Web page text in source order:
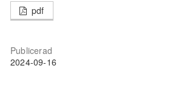
pdf
Publicerad
2024-09-16